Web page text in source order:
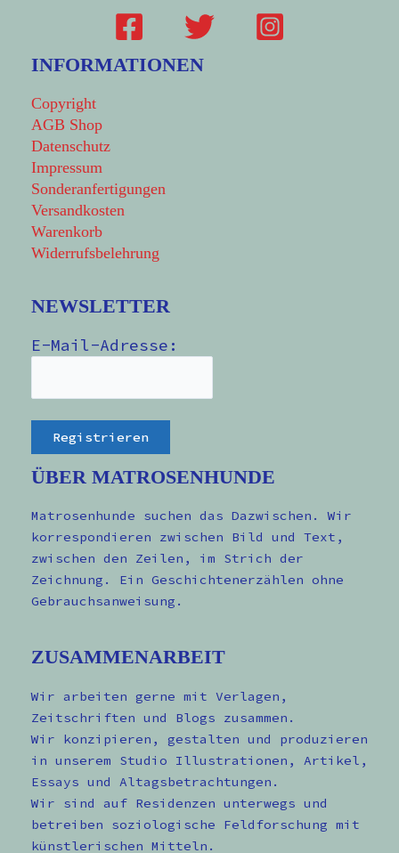
INFORMATIONEN
Copyright
AGB Shop
Datenschutz
Impressum
Sonderanfertigungen
Versandkosten
Warenkorb
Widerrufsbelehrung
NEWSLETTER
E-Mail-Adresse:
ÜBER MATROSENHUNDE
Matrosenhunde suchen das Dazwischen. Wir
korrespondieren zwischen Bild und Text,
zwischen den Zeilen, im Strich der
Zeichnung. Ein Geschichtenerzählen ohne
Gebrauchsanweisung.
ZUSAMMENARBEIT
Wir arbeiten gerne mit Verlagen,
Zeitschriften und Blogs zusammen.
Wir konzipieren, gestalten und produzieren
in unserem Studio Illustrationen, Artikel,
Essays und Altagsbetrachtungen.
Wir sind auf Residenzen unterwegs und
betreiben soziologische Feldforschung mit
künstlerischen Mitteln.